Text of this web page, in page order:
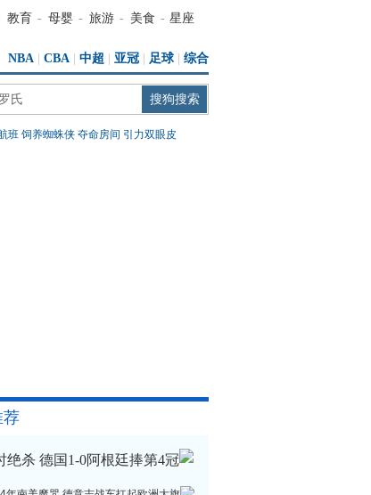
教育 - 母婴 - 旅游 - 美食 - 星座
NBA CBA 中超 亚冠 足球| 综合
班 饲养蜘蛛侠 夺命房间 引力双眼皮
荐
绝杀 德国1-0阿根廷捧第4冠